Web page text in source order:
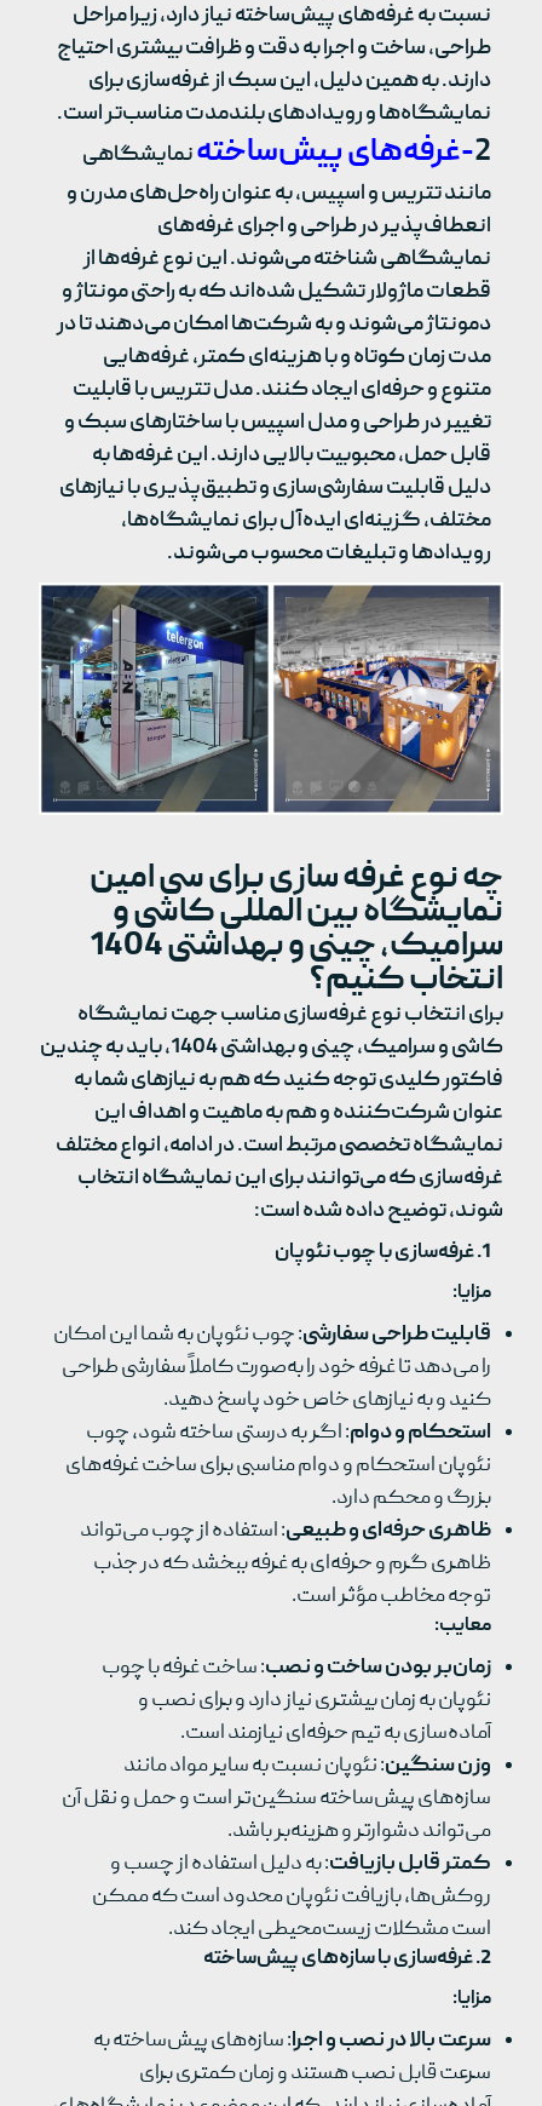
نسبت به غرفه‌های پیش‌ساخته نیاز دارد، زیرا مراحل
طراحی، ساخت و اجرا به دقت و ظرافت بیشتری احتیاج
دارند. به همین دلیل، این سبک از غرفه‌سازی برای
نمایشگاه‌ها و رویدادهای بلندمدت مناسب‌تر است.
2-غرفه‌های پیش‌ساختهنمایشگاهی
مانند تتریس و اسپیس، به عنوان راه‌حل‌های مدرن و
انعطاف‌پذیر در طراحی و اجرای غرفه‌های
نمایشگاهی شناخته می‌شوند. این نوع غرفه‌ها از
قطعات ماژولار تشکیل شده‌اند که به راحتی مونتاژ و
دمونتاژ می‌شوند و به شرکت‌ها امکان می‌دهند تا در
مدت زمان کوتاه و با هزینه‌ای کمتر، غرفه‌هایی
متنوع و حرفه‌ای ایجاد کنند. مدل تتریس با قابلیت
تغییر در طراحی و مدل اسپیس با ساختارهای سبک و
قابل حمل، محبوبیت بالایی دارند. این غرفه‌ها به
دلیل قابلیت سفارشی‌سازی و تطبیق‌پذیری با نیازهای
مختلف، گزینه‌ای ایده‌آل برای نمایشگاه‌ها،
رویدادها و تبلیغات محسوب می‌شوند.
چه نوع غرفه سازی برای سی امین
نمایشگاه بین المللی کاشی و
سرامیک، چینی و بهداشتی 1404
انتخاب کنیم؟
برای انتخاب نوع غرفه‌سازی مناسب جهت نمایشگاه
کاشی و سرامیک، چینی و بهداشتی 1404، باید به چندین
فاکتور کلیدی توجه کنید که هم به نیازهای شما به
عنوان شرکت‌کننده و هم به ماهیت و اهداف این
نمایشگاه تخصصی مرتبط است. در ادامه، انواع مختلف
غرفه‌سازی که می‌توانند برای این نمایشگاه انتخاب
شوند، توضیح داده شده است:
1. غرفه‌سازی با چوب نئوپان
مزایا:
قابلیت طراحی سفارشی: چوب نئوپان به شما این امکان
را می‌دهد تا غرفه خود را به‌صورت کاملاً سفارشی طراحی
کنید و به نیازهای خاص خود پاسخ دهید.
استحکام و دوام: اگر به درستی ساخته شود، چوب
نئوپان استحکام و دوام مناسبی برای ساخت غرفه‌های
بزرگ و محکم دارد.
ظاهری حرفه‌ای و طبیعی: استفاده از چوب می‌تواند
ظاهری گرم و حرفه‌ای به غرفه ببخشد که در جذب
توجه مخاطب مؤثر است.
معایب:
زمان‌بر بودن ساخت و نصب: ساخت غرفه با چوب
نئوپان به زمان بیشتری نیاز دارد و برای نصب و
آماده‌سازی به تیم حرفه‌ای نیازمند است.
وزن سنگین: نئوپان نسبت به سایر مواد مانند
سازه‌های پیش‌ساخته سنگین‌تر است و حمل و نقل آن
می‌تواند دشوارتر و هزینه‌بر باشد.
کمتر قابل بازیافت: به دلیل استفاده از چسب و
روکش‌ها، بازیافت نئوپان محدود است که ممکن
است مشکلات زیست‌محیطی ایجاد کند.
2. غرفه‌سازی با سازه‌های پیش‌ساخته
مزایا:
سرعت بالا در نصب و اجرا: سازه‌های پیش‌ساخته به
سرعت قابل نصب هستند و زمان کمتری برای